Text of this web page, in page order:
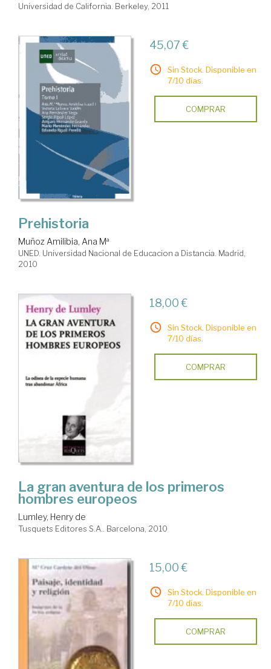
Universidad de California. Berkeley, 2011
45,07 €
Sin Stock. Disponible en
7/10 días.
COMPRAR
Prehistoria
Muñoz Amilibia, Ana Mª
UNED. Universidad Nacional de Educacion a Distancia. Madrid,
2010
18,00 €
Sin Stock. Disponible en
7/10 días.
COMPRAR
La gran aventura de los primeros
hombres europeos
Lumley, Henry de
Tusquets Editores S.A.. Barcelona, 2010
15,00 €
Sin Stock. Disponible en
7/10 días.
COMPRAR